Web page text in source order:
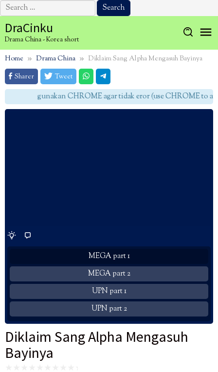
Search
for:
to
content
DraCinku
Drama China - Korea short
Home Drama China
Diklaim Sang Alpha Mengasuh Bayinya
Sharer
Tweet
gunakan CHROME agar tidak eror (use CHROME to
MEGA part 1
MEGA part 2
UPN part 1
UPN part 2
Diklaim Sang Alpha Mengasuh
Bayinya